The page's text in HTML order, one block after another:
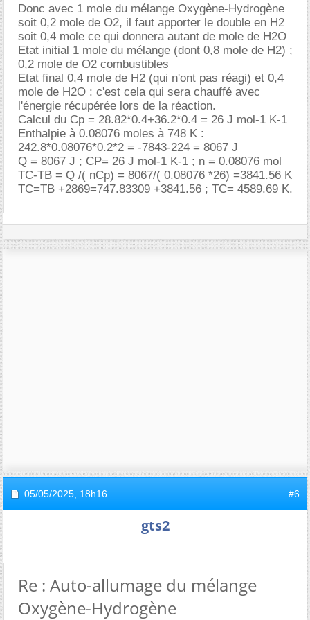
Donc avec 1 mole du mélange Oxygène-Hydrogène
soit 0,2 mole de O2, il faut apporter le double en H2
soit 0,4 mole ce qui donnera autant de mole de H2O
Etat initial 1 mole du mélange (dont 0,8 mole de H2) ;
0,2 mole de O2 combustibles
Etat final 0,4 mole de H2 (qui n'ont pas réagi) et 0,4
mole de H2O : c'est cela qui sera chauffé avec
l'énergie récupérée lors de la réaction.
Calcul du Cp = 28.82*0.4+36.2*0.4 = 26 J mol-1 K-1
Enthalpie à 0.08076 moles à 748 K :
242.8*0.08076*0.2*2 = -7843-224 = 8067 J
Q = 8067 J ; CP= 26 J mol-1 K-1 ; n = 0.08076 mol
TC-TB = Q /( nCp) = 8067/( 0.08076 *26) =3841.56 K
TC=TB +2869=747.83309 +3841.56 ; TC= 4589.69 K.
05/05/2025, 18h16 #6
gts2
Re : Auto-allumage du mélange
Oxygène-Hydrogène